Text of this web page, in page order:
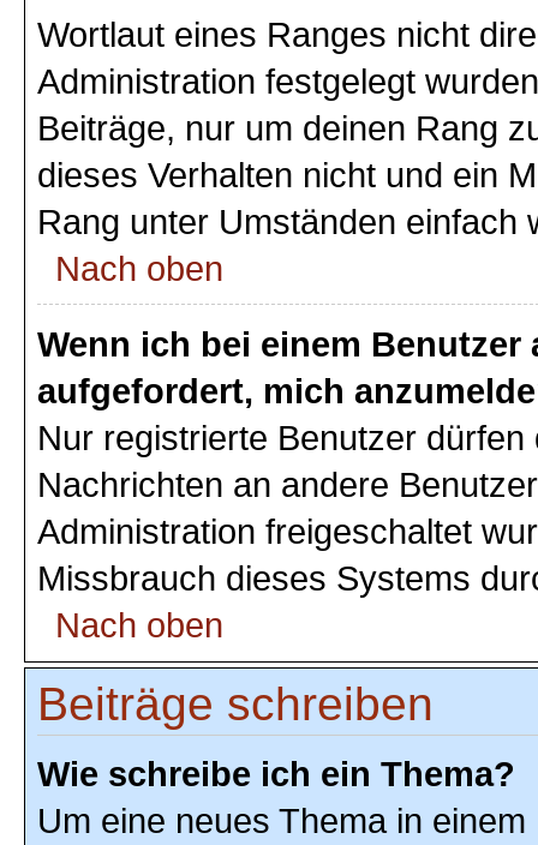
Wortlaut eines Ranges nicht
Administration festgelegt
Beiträge, nur um deinen Rang
dieses Verhalten nicht und ein
Rang unter Umständen einfach
Nach oben
Wenn ich bei einem
aufgefordert, mich
Nur registrierte Benutzer
Nachrichten an andere
Administration freigeschaltet
Missbrauch dieses Systems
Nach oben
Beiträge schreiben
Wie schreibe ich ein Thema?
Um eine neues Thema in